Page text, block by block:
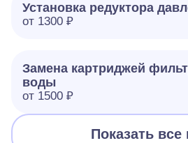
Установка редуктора
от 1300 ₽
Замена картриджей
воды
от 1500 ₽
Показать